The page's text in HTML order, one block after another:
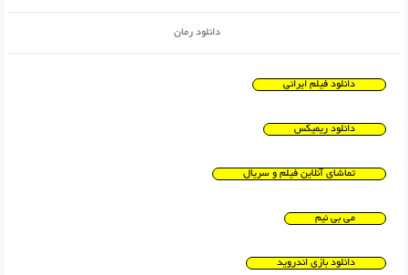
دانلود رمان
دانلود فیلم ایرانی
دانلود ریمیکس
تماشای آنلاین فیلم و سریال
می بی نیم
دانلود بازی اندروید